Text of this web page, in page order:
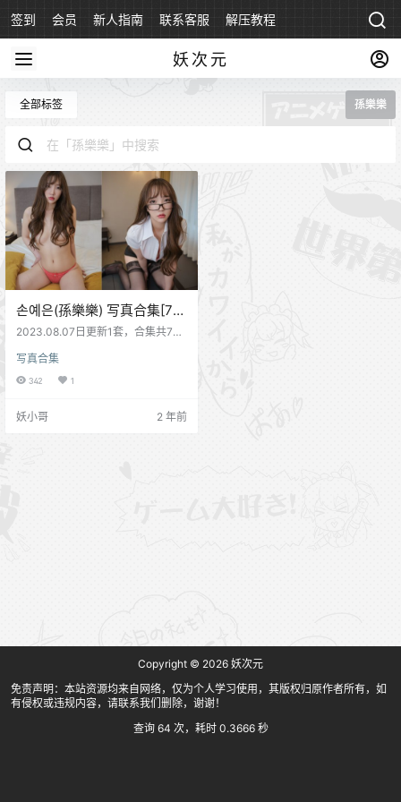
签到 会员 新人指南 联系客服 解压教程
妖次元
全部标签 孫樂樂
손예은(孫樂樂) 写真合集[75
套][持续更新]
2023.08.07日更新1套，合集共75
写真合集
342 1
妖小哥 2 年前
Copyright © 2026 妖次元
免责声明：本站资源均来自网络，仅为个人学习使用，其版权归原作者所有，如
有侵权或违规内容，请联系我们删除，谢谢！
查询 64 次，耗时 0.3666 秒